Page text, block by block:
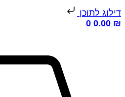
דילוג לתוכן
0.00 ₪
0